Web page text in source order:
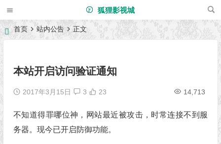
狐狸影视城
首页 站内公告 正文
本站开启访问验证通知
2017年3月15日 3 14,713
23
不知道得罪哪位神，网站最近被攻击，时常连接不到服
务器。现今已开启防御功能。